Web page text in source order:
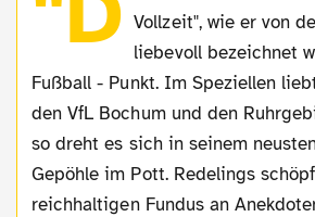
Vollzeit", wie er von
liebevoll bezeichnet
Fußball - Punkt. Im Speziellen
den VfL Bochum und den
so dreht es sich in seinem
Gepöhle im Pott. Redelings
reichhaltigen Fundus an